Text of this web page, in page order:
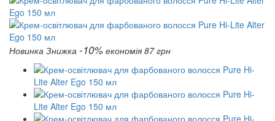
Новинка Знижка -10% економія 87 грн